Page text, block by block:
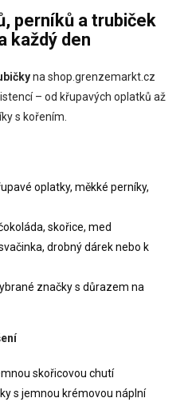
l
á
d
c
í
r
v
ý
i
s
perníků a trubiček
každý den
na shop.grenzemarkt.cz
– od křupavých oplatků až
s kořením.
oplatky, měkké perníky,
skořice, med
drobný dárek nebo k
značky s důrazem na
skořicovou chutí
s jemnou krémovou náplní